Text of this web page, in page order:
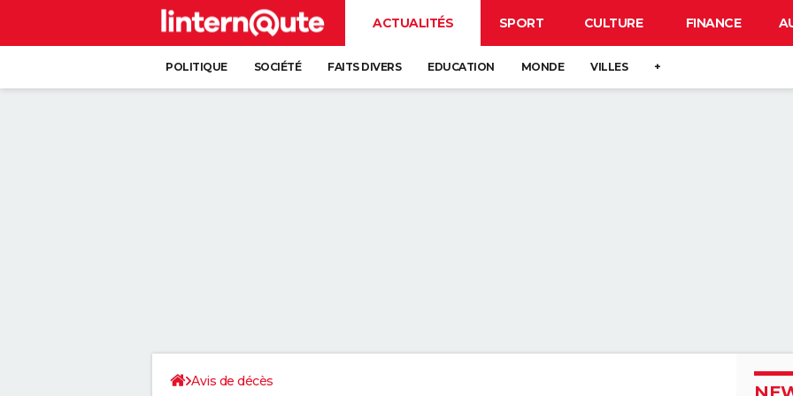
ACTUALITÉS SPORT CULTURE FINANCE
POLITIQUE SOCIÉTÉ FAITS DIVERS EDUCATION MONDE VILLES +
Avis de décès